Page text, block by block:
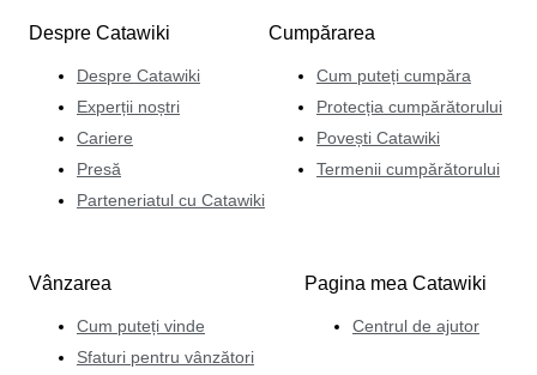
Despre Catawiki
Despre Catawiki
Experții noștri
Cariere
Presă
Parteneriatul cu Catawiki
Cumpărarea
Cum puteți cumpăra
Protecția cumpărătorului
Povești Catawiki
Termenii cumpărătorului
Vânzarea
Cum puteți vinde
Sfaturi pentru vânzători
Pagina mea Catawiki
Centrul de ajutor